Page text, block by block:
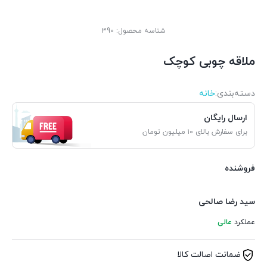
شناسه محصول: 390
ملاقه چوبی کوچک
دسته‌بندی‌:خانه
ارسال رایگان
برای سفارش بالای ۱۰ میلیون تومان
فروشنده
سید رضا صالحی
عملکرد عالی
ضمانت اصالت کالا